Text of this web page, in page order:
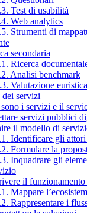
Test di usabilità
Web analytics
Strumenti di
secondaria
Ricerca
Analisi benchmark
Valutazione euristica
dei servizi
i servizi e il
servizi pubblici
il modello di
Identificare gli
Formulare la
Inquadrare gli
il
Mappare
Rappresentare i